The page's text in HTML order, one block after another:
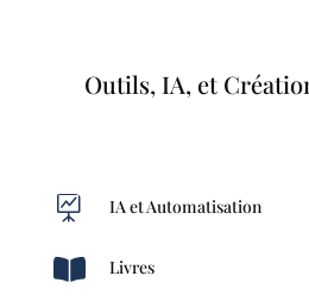
Outils, IA, et
 IA et Automatisation
 Livres